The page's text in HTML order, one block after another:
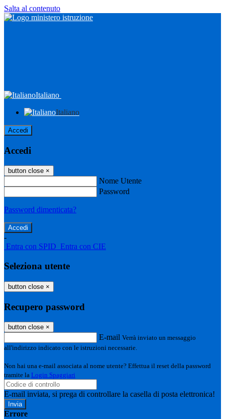
Salta al contenuto
Italiano
Italiano
Accedi
Accedi
button close ×
Nome Utente
Password
Password dimenticata?
-
Entra con SPID Entra con CIE
Seleziona utente
button close ×
Recupero password
button close ×
E-mail Verrà inviato un messaggio
all'indirizzo indicato con le istruzioni necessarie.
Non hai una e-mail associata al nome utente? Effettua il reset della password
tramite la Login Spaggiari
E-mail inviata, si prega di controllare la casella di posta elettronica!
Errore